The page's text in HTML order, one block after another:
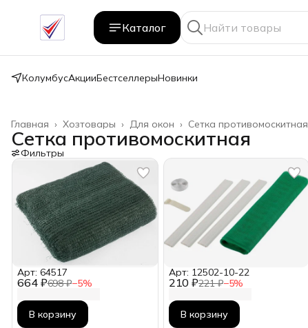
Каталог
КолумбусАкцииБестселлерыНовинки
Сетка противомоскитная
Для окон ›
Хозтовары ›
Главная ›
Сетка противомоскитная
Фильтры
664 ₽698 ₽−5%
Арт: 64517
В корзину
210 ₽221 ₽−5%
Арт: 12502-10-22
В корзину